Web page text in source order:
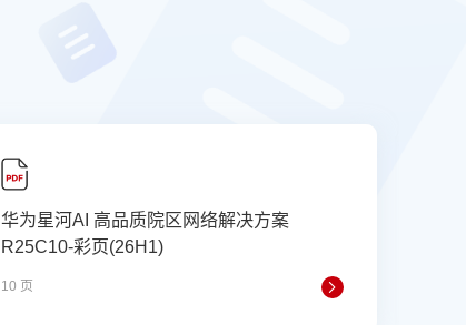
华为星河AI 高品质院区网络解决方案
R25C10-彩页(26H1)
10 页